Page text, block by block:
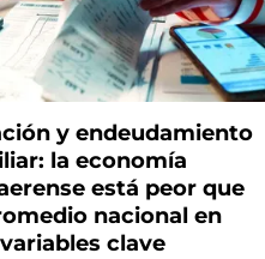
y endeudamiento
la economía
está peor que
nacional en
clave